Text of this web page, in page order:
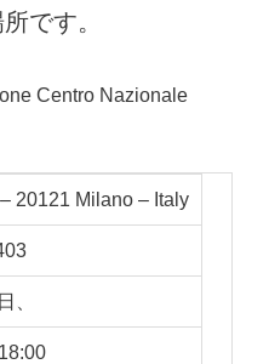
です。
Centro Nazionale
20121 Milano – Italy
、